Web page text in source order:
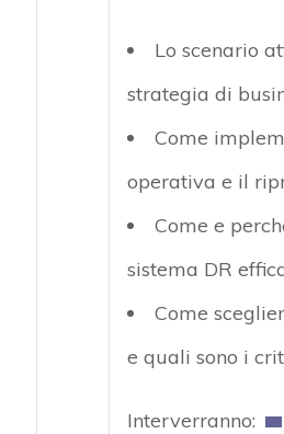
Lo scenario
strategia di
Come
operativa e il
Come e
sistema DR
Come
e quali sono i
Interverranno: